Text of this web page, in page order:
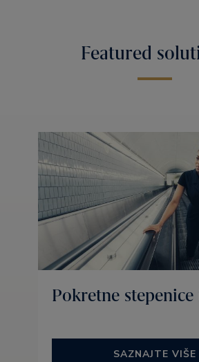
Featured
Pokretne stepenice
SAZNAJTE VIŠE